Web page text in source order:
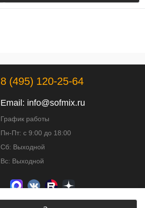
8 (495) 120-25-64
Email: info@sofmix.ru
График работы
Пн-Пт: с 9:00 до 18:00
Сб: Выходной
Вс: Выходной